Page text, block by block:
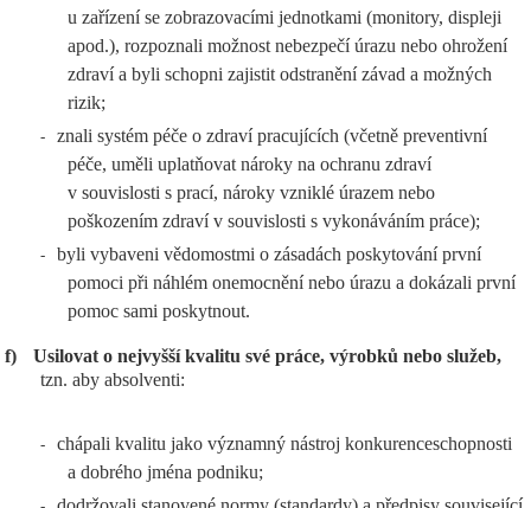
u zařízení se zobrazovacími jednotkami (monitory, displeji
apod.), rozpoznali možnost nebezpečí úrazu nebo ohrožení
zdraví a byli schopni zajistit odstranění závad a možných
rizik;
-
znali systém péče o zdraví pracujících (včetně preventivní
péče, uměli uplatňovat nároky na ochranu zdraví
v souvislosti s prací, nároky vzniklé úrazem nebo
poškozením zdraví v souvislosti s vykonáváním práce);
-
byli vybaveni vědomostmi o zásadách poskytování první
pomoci při náhlém onemocnění nebo úrazu a dokázali první
pomoc sami poskytnout.
f)
Usilovat o nejvyšší kvalitu své práce, výrobků nebo služeb,
tzn. aby absolventi:
-
chápali kvalitu jako významný nástroj konkurenceschopnosti
a dobrého jména podniku;